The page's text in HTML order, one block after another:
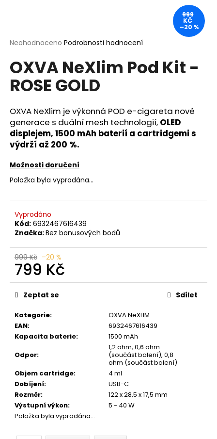
Průměrné
produktu
je
0,0
hvězdiček.
Neohodnoceno Podrobnosti hodnocení
OXVA NeXlim Pod Kit -
ROSE GOLD
OXVA NeXlim je výkonná POD e-cigareta nové
generace s duální mesh technologií, OLED
displejem, 1500 mAh baterií a cartridgemi s
výdrží až 200 %.
Možnosti doručení
Položka byla vyprodána…
Vyprodáno
Kód: 6932467616439
Značka:Bez bonusových bodů
999 Kč –20 %
799 Kč
Měrná
cena:
Kategorie:
OXVA NeXLIM
EAN:
6932467616439
Kapacita baterie:
1500 mAh
Odpor:
1,2 ohm, 0,6 ohm
(součást balení), 0,8
ohm (součást balení)
Objem cartridge:
4 ml
Dobíjení:
USB-C
Rozměr:
122 x 28,5 x 17,5 mm
Výstupní výkon:
5 - 40 W
Položka byla vyprodána…
Zeptat se Sdílet
999
KČ
–20 %
í
t
?
HLEDAT
o
p
o
r
č
u
e
m
BLACK
BLACK
BERG
16MG
800
Kč
Původně:
169
Kč